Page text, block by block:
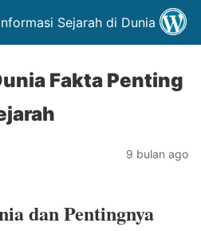
Sejarah di Dunia
Fakta Penting
9 bulan ago
dan Pentingnya